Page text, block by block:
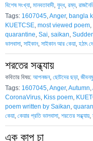
বিশেষ সংখ্যা, মানবতাবাদী, যুদ্ধ, রম্য,
Tags: 1607045,Anger, bangla
KUETCSE, most viewed poem,
quarantine, Sai, saikan,
ভালবাসা, সাইকান, সাইকান আর কেয়া, হঠাৎ
শরতের সন্ধ্যায়
কবিতার বিষয়: আপনজন, ছোটদের ছড়া,
Tags: 1607045,Anger,Autumn,
CoronaVirus, Kiss poem,
poem written by Saikan,
কেয়া, কেয়ার প্রতি ভালবাসা, শরতের সন্ধ্যায়,
এক কাপ চা